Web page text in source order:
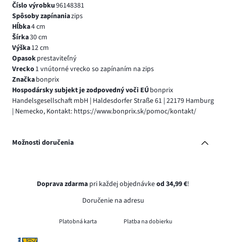
Číslo výrobku96148381
Spôsoby zapínaniazips
Hĺbka4 cm
Šírka30 cm
Výška12 cm
Opasokprestaviteľný
Vrecko1 vnútorné vrecko so zapínaním na zips
Značkabonprix
Hospodársky subjekt je zodpovedný voči EÚbonprix
Handelsgesellschaft mbH | Haldesdorfer Straße 61 | 22179 Hamburg
| Nemecko, Kontakt: https://www.bonprix.sk/pomoc/kontakt/
Možnosti doručenia
Doprava zdarma pri každej objednávkeod 34,99 €!
Doručenie na adresu
Platobná karta Platba na dobierku